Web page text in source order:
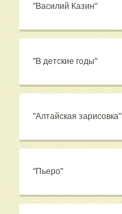
"Василий Казин"
"В детские годы"
"Алтайская зарисовка"
"Пьеро"